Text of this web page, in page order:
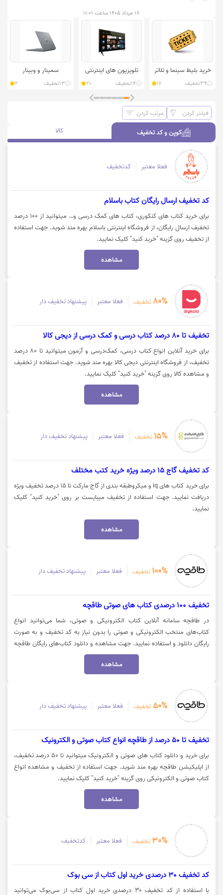
۱۸ مرداد ۱۴۰۵ ساعت ۱۱:۰۱
خرید بلیط سینما و تئاتر
34تخفیف 16
تلویزیون های اینترنتی
14تخفیف 20
سمینار و وبینار
13تخفیف 2
فیلتر کردن مرتب کردن
کوپن و کد تخفیف کالا کوپن و کد تخفیف
فعلا معتبر کدتخفیف
کد تخفیف ارسال رایگان کتاب باسلام
برای خرید کتاب های کنکوری، کتاب های کمک درسی و… میتوانید از 100 درصد
تخفیف ارسال رایگان، از فروشگاه اینترنتی باسلام بهره مند شوید. جهت استفاده
از تخفیف روی گزینه "خرید کنید" کلیک نمایید.
مشاهده
80% تخفیف فعلا معتبر پیشنهاد تخفیف دار
تخفیف تا 80 درصد کتاب درسی و کمک درسی از دیجی کالا
برای خرید آنلاین انواع کتاب درسی، کمک‌درسی و آزمون میتوانید تا 80 درصد
تخفیف، از فروشگاه اینترنتی دیجی کالا بهره مند شوید. جهت استفاده از تخفیف
و مشاهده کالا روی گزینه "خرید کنید" کلیک نمایید.
مشاهده
15% تخفیف فعلا معتبر پیشنهاد تخفیف دار
کد تخفیف گاج 15 درصد ویژه خرید کتب مختلف
برای خرید کتاب های iq و میکروطبقه بندی از گاج مارکت تا 15 درصد تخفیف ویژه
دریافت نمایید. جهت استفاده از تخفیف میبایست بر روی "خرید کنید" کلیک
نمایید.
مشاهده
100% تخفیف فعلا معتبر پیشنهاد تخفیف دار
تخفیف 100 درصدی کتاب های صوتی طاقچه
در طاقچه سامانه آنلاین کتاب الکترونیکی و صوتی، شما می‌توانید انواع
کتاب‌های منتخب الکترونیکی و صوتی را بدون نیاز به کد تخفیف و به صورت
رایگان دانلود و استفاده نمایید. جهت مشاهده و دانلود کتاب‌های رایگان طاقچه
بر روی "خریدکنید" کلیک نمایید.
مشاهده
50% تخفیف فعلا معتبر پیشنهاد تخفیف دار
تخفیف تا 50 درصد از طاقچه انواع کتاب صوتی و الکترونیک
برای خرید و دانلود کتاب های صوتی و الکترونیک میتوانید تا 50 درصد تخفیف،
از اپلیکیشن طاقچه بهره مند شوید. جهت استفاده از تخفیف و مشاهده انواع
کتاب صوتی و الکترونیکی روی گزینه "خرید کنید" کلیک نمایید.
مشاهده
30% تخفیف فعلا معتبر کدتخفیف
کد تخفیف 30 درصدی خرید اول کتاب از سی بوک
با استفاده از کد تخفیف ۳۰ درصدی خرید اول کتاب از سی‌بوک می‌توانید